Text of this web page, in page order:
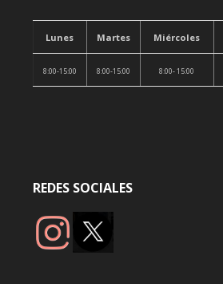
Lunes Martes Miércoles
8:00-15:00 8:00-15:00 8:00- 15:00
REDES SOCIALES